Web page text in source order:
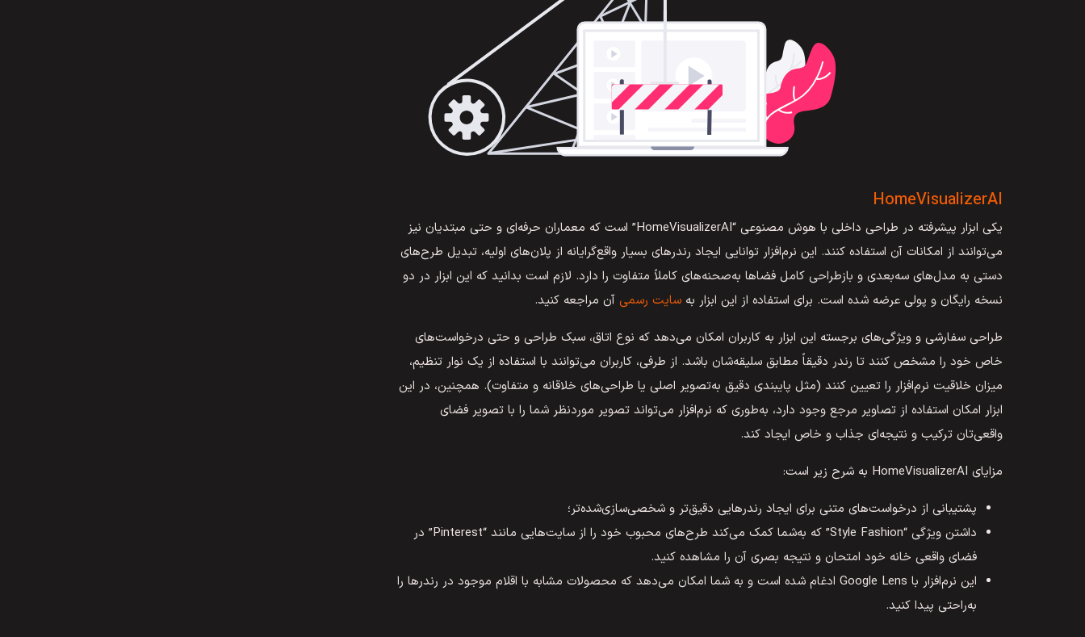
HomeVisualizerAI
یکی ابزار پیشرفته در طراحی داخلی با هوش مصنوعی “HomeVisualizerAI” است که معماران حرفه‌ای و حتی مبتدیان نیز
می‌توانند از امکانات آن استفاده کنند. این نرم‌افزار توانایی ایجاد رندرهای بسیار واقع‌گرایانه از پلان‌های اولیه، تبدیل طرح‌های
دستی به مدل‌های سه‌بعدی و بازطراحی کامل فضاها به‌صحنه‌های کاملاً متفاوت را دارد. لازم است بدانید که این ابزار در دو
نسخه رایگان و پولی عرضه شده است. برای استفاده از این ابزار به سایت رسمی آن مراجعه کنید.
طراحی سفارشی و ویژگی‌های برجسته این ابزار به کاربران امکان می‌دهد که نوع اتاق، سبک طراحی و حتی درخواست‌های
خاص خود را مشخص کنند تا رندر دقیقاً مطابق سلیقه‌شان باشد. از طرفی، کاربران می‌توانند با استفاده از یک نوار تنظیم،
میزان خلاقیت نرم‌افزار را تعیین کنند (مثل پایبندی دقیق به‌تصویر اصلی یا طراحی‌های خلاقانه و متفاوت). همچنین، در این
ابزار امکان استفاده از تصاویر مرجع وجود دارد، به‌طوری که نرم‌افزار می‌تواند تصویر موردنظر شما را با تصویر فضای
واقعی‌تان ترکیب و نتیجه‌ای جذاب و خاص ایجاد کند.
مزایای HomeVisualizerAI به شرح زیر است:
پشتیبانی از درخواست‌های متنی برای ایجاد رندرهایی دقیق‌تر و شخصی‌سازی‌شده‌تر؛
داشتن ویژگی “Style Fashion” که به‌شما کمک می‌کند طرح‌های محبوب خود را از سایت‌هایی مانند “Pinterest” در
فضای واقعی خانه خود امتحان و نتیجه بصری آن را مشاهده کنید.
این نرم‌افزار با Google Lens ادغام شده است و به شما امکان می‌دهد که محصولات مشابه با اقلام موجود در رندرها را
به‌راحتی پیدا کنید.